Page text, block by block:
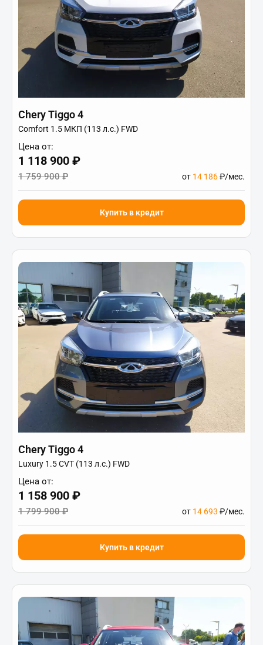
Chery Tiggo 4
Comfort 1.5 МКП (113 л.с.) FWD
Цена от:
1 118 900 ₽
1 759 900 ₽ от 14 186₽/мес.
Купить в кредит
Chery Tiggo 4
Luxury 1.5 CVT (113 л.с.) FWD
Цена от:
1 158 900 ₽
1 799 900 ₽ от 14 693 ₽/мес.
Купить в кредит